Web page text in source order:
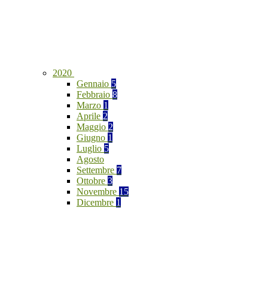
2020
Gennaio 5
Febbraio 8
Marzo 1
Aprile 2
Maggio 2
Giugno 1
Luglio 5
Agosto
Settembre 7
Ottobre 3
Novembre 15
Dicembre 1